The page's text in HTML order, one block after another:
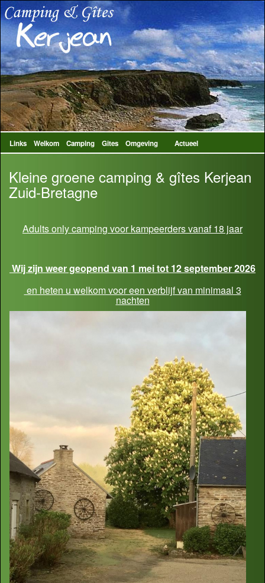
Links Welkom Camping Gites Omgeving Actueel
Kleine groene camping & gîtes Kerjean
Zuid-Bretagne
Adults only camping voor kampeerders vanaf 18 jaar
Wij zijn weer geopend van 1 mei tot 12 september 2026
en heten u welkom voor een verblijf van minimaal 3
nachten